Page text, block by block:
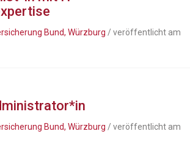
Bund, Würzburg / veröffentlicht am
Bund, Würzburg / veröffentlicht am